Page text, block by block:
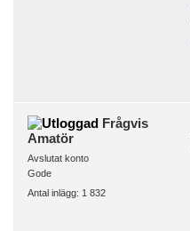
Frågvis
Amatör
Avslutat konto
Gode
Antal inlägg: 1 832